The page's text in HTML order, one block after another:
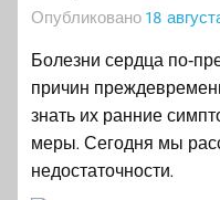
Опубликовано 18
Болезни сердца
причин
знать их ранние
меры. Сегодня мы
недостаточности.